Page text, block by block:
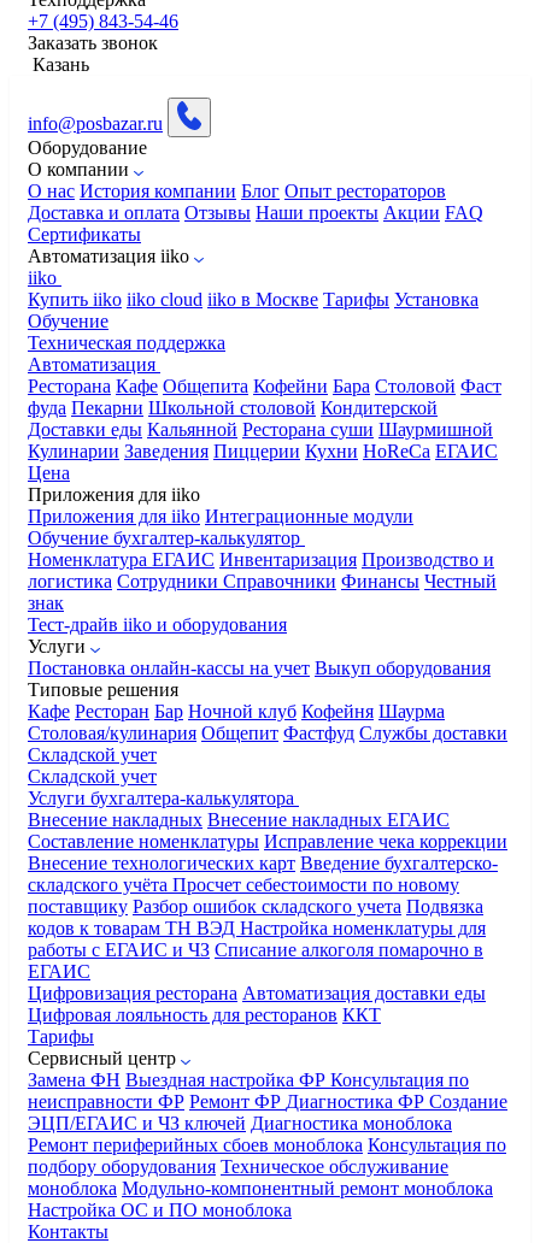
+7 (495) 843-54-46
Заказать звонок
Казань
info@posbazar.ru
Оборудование
О компании
О нас История компании Блог Опыт рестораторов
Доставка и оплата Отзывы Наши проекты Акции FAQ
Сертификаты
Автоматизация iiko
iiko
Купить iiko iiko cloud iiko в Москве Тарифы Установка
Обучение
Техническая поддержка
Автоматизация
Ресторана Кафе Общепита Кофейни Бара Столовой Фаст
фуда Пекарни Школьной столовой Кондитерской
Доставки еды Кальянной Ресторана суши Шаурмишной
Кулинарии Заведения Пиццерии Кухни HoReCa ЕГАИС
Цена
Приложения для iiko
Приложения для iiko Интеграционные модули
Обучение бухгалтер-калькулятор
Номенклатура ЕГАИС Инвентаризация Производство и
логистика Сотрудники Справочники Финансы Честный
знак
Тест-драйв iiko и оборудования
Услуги
Постановка онлайн-кассы на учет Выкуп оборудования
Типовые решения
Кафе Ресторан Бар Ночной клуб Кофейня Шаурма
Столовая/кулинария Общепит Фастфуд Службы доставки
Складской учет
Складской учет
Услуги бухгалтера-калькулятора
Внесение накладных Внесение накладных ЕГАИС
Составление номенклатуры Исправление чека коррекции
Внесение технологических карт Введение бухгалтерско-
складского учёта Просчет себестоимости по новому
поставщику Разбор ошибок складского учета Подвязка
кодов к товарам ТН ВЭД Настройка номенклатуры для
работы с ЕГАИС и ЧЗ Списание алкоголя помарочно в
ЕГАИС
Цифровизация ресторана Автоматизация доставки еды
Цифровая лояльность для ресторанов ККТ
Тарифы
Сервисный центр
Замена ФН Выездная настройка ФР Консультация по
неисправности ФР Ремонт ФР Диагностика ФР Создание
ЭЦП/ЕГАИС и ЧЗ ключей Диагностика моноблока
Ремонт периферийных сбоев моноблока Консультация по
подбору оборудования Техническое обслуживание
моноблока Модульно-компонентный ремонт моноблока
Настройка ОС и ПО моноблока
Контакты